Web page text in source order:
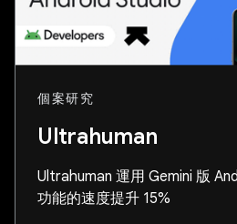
個案研究
Ultrahuman
Ultrahuman 運用 Gemini 版
功能的速度提升 15%